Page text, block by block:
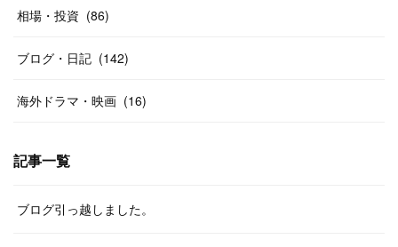
相場・投資 (86)
ブログ・日記 (142)
海外ドラマ・映画 (16)
記事一覧
ブログ引っ越しました。